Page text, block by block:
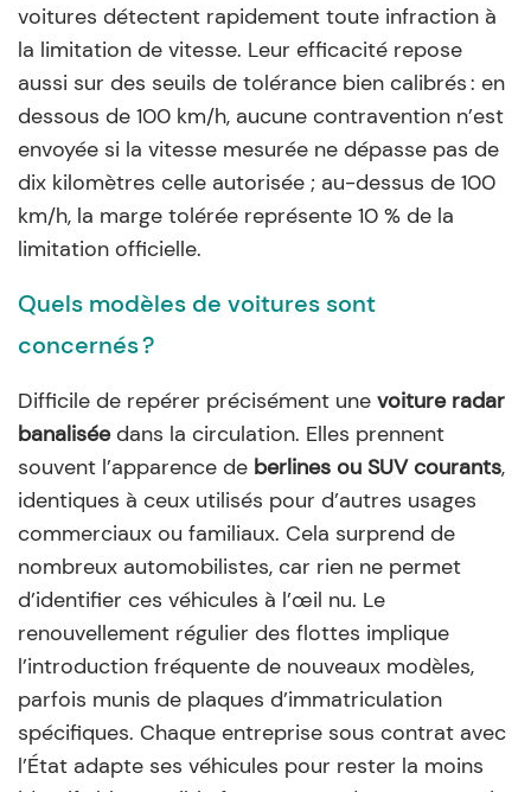
voitures détectent rapidement toute infraction à
la limitation de vitesse. Leur efficacité repose
aussi sur des seuils de tolérance bien calibrés : en
dessous de 100 km/h, aucune contravention n’est
envoyée si la vitesse mesurée ne dépasse pas de
dix kilomètres celle autorisée ; au-dessus de 100
km/h, la marge tolérée représente 10 % de la
limitation officielle.
Quels modèles de voitures sont
concernés ?
Difficile de repérer précisément une voiture radar
banaliséedans la circulation. Elles prennent
souvent l’apparence de berlines ou SUV courants,
identiques à ceux utilisés pour d’autres usages
commerciaux ou familiaux. Cela surprend de
nombreux automobilistes, car rien ne permet
d’identifier ces véhicules à l’œil nu. Le
renouvellement régulier des flottes implique
l’introduction fréquente de nouveaux modèles,
parfois munis de plaques d’immatriculation
spécifiques. Chaque entreprise sous contrat avec
l’État adapte ses véhicules pour rester la moins